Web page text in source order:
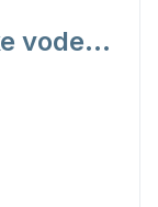
vode...